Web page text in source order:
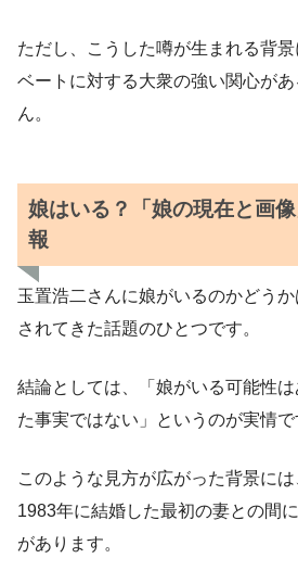
ただし、こうした噂が生まれる背
ベートに対する大衆の強い関心が
ん。
娘はいる？「娘の現在と画
報
玉置浩二さんに娘がいるのかどう
されてきた話題のひとつです。
結論としては、「娘がいる可能性
た事実ではない」というのが実情で
このような見方が広がった背景に
1983年に結婚した最初の妻との間
があります。